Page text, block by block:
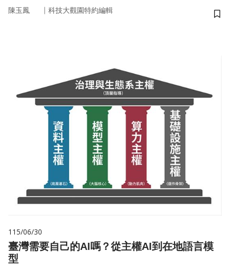
陳玉鳳 ｜ 科技大觀園特約編輯
儲
115/06/30
臺灣需要自己的AI嗎？從主權AI到在地語言模
型